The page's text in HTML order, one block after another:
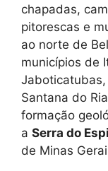
chapadas,
pitorescas e
ao norte de
municípios de
Jaboticatubas,
Santana do
formação
a Serra do
de Minas